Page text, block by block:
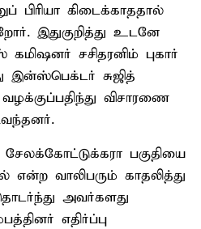
பிரியா கிடைக்காததால்
இதுகுறித்து உடனே
சசிதரனிம் புகார்
இன்ஸ்பெக்டர் சுஜித்
விசாரணை
சேலக்கோட்டுக்கரா பகுதியை
வாலிபரும் காதலித்து
அவர்களது
எதிர்ப்பு